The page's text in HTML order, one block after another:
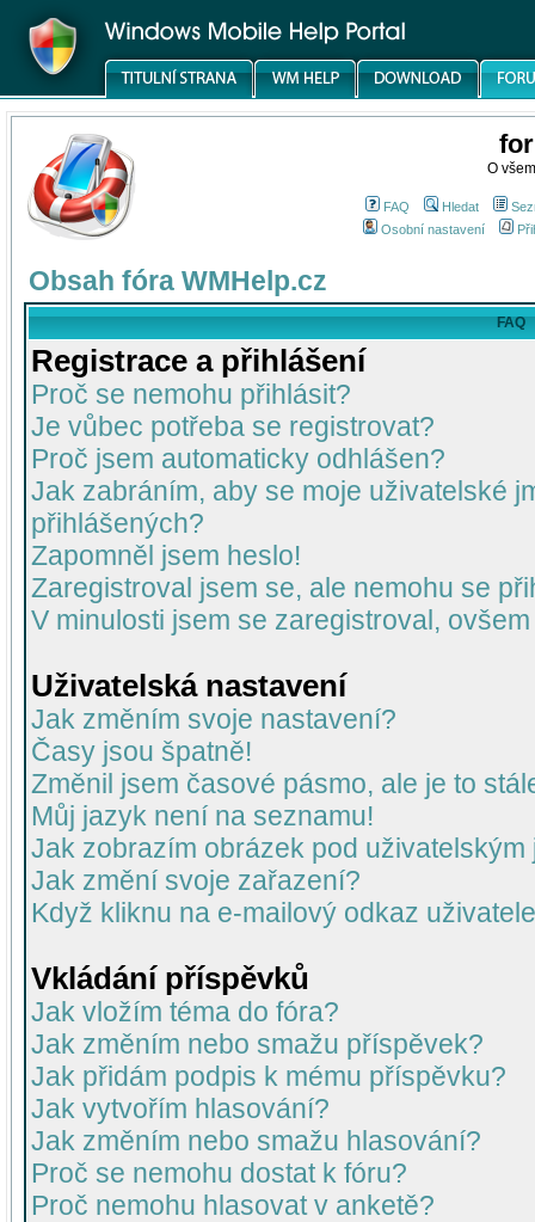
O
FAQ Hledat
Osobní nastavení
Obsah fóra WMHelp.cz
FAQ
Registrace a přihlášení
Proč se nemohu přihlásit?
Je vůbec potřeba se registrovat?
Proč jsem automaticky odhlášen?
Jak zabráním, aby se moje uživatelské
přihlášených?
Zapomněl jsem heslo!
Zaregistroval jsem se, ale nemohu se
V minulosti jsem se zaregistroval,
Uživatelská nastavení
Jak změním svoje nastavení?
Časy jsou špatně!
Změnil jsem časové pásmo, ale je to
Můj jazyk není na seznamu!
Jak zobrazím obrázek pod uživatelským
Jak změní svoje zařazení?
Když kliknu na e-mailový odkaz
Vkládání příspěvků
Jak vložím téma do fóra?
Jak změním nebo smažu příspěvek?
Jak přidám podpis k mému příspěvku?
Jak vytvořím hlasování?
Jak změním nebo smažu hlasování?
Proč se nemohu dostat k fóru?
Proč nemohu hlasovat v anketě?